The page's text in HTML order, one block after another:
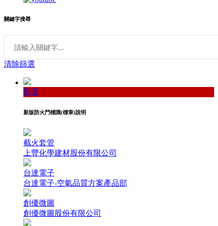
關鍵字搜尋
清除篩選
影音
新版防火門標識(標章)說明
截火套管
上豐化學建材股份有限公司
台達電子
台達電子-空氣品質方案產品部
創優微圖
創優微圖股份有限公司